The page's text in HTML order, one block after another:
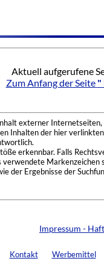
Aktuell aufgerufene
Zum Anfang der Seite "
externer
Inhalten der hier
erkennbar. Falls
Markenzeichen
der Ergebnisse der
Impressum -
Kontakt Werbemittel